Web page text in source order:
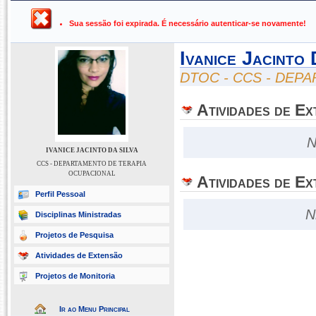
UFPB ›
Sua sessão foi expirada. É necessário autenticar-se novamente!
IVANICE JACINTO DA SILVA
CCS - DEPARTAMENTO DE TERAPIA
OCUPACIONAL
Perfil Pessoal
Disciplinas Ministradas
Projetos de Pesquisa
Atividades de Extensão
Projetos de Monitoria
Ir ao Menu Principal
Ivanice Jacinto
DTOC - CCS -
Atividades de
Atividades de